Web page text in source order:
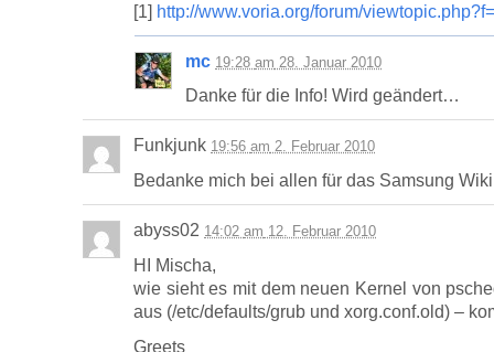
[1] http://www.voria.org/forum/
mc 19:28 am 28. Januar 2010
Danke für die Info! Wird geändert…
Funkjunk 19:56 am 2. Februar 2010
Bedanke mich bei allen für das Samsung
abyss02 14:02 am 12. Februar 2010
HI Mischa,
wie sieht es mit dem neuen Kernel von
aus (/etc/defaults/grub und xorg.conf.old) –
Greets